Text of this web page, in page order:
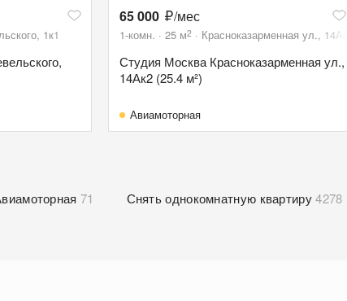
1к1
65 000 /мес
1-комн. 25 м2 Красноказарменная ул., 14Ак2
Студия Москва Красноказарменная ул.,
14Ак2 (25.4 м²)
Авиамоторная
71 Снять однокомнатную квартиру 4278